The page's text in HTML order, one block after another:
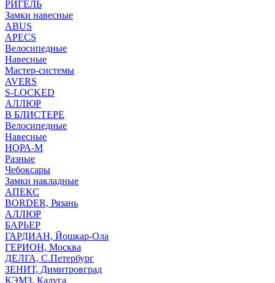
РИГЕЛЬ
Замки навесные
ABUS
APECS
Велосипедные
Навесные
Мастер-системы
AVERS
S-LOCKED
АЛЛЮР
В БЛИСТЕРЕ
Велосипедные
Навесные
НОРА-М
Разные
Чебоксары
Замки накладные
АПЕКС
BORDER, Рязань
АЛЛЮР
БАРЬЕР
ГАРДИАН, Йошкар-Ола
ГЕРИОН, Москва
ДЕЛГА, С.Петербург
ЗЕНИТ, Димитровград
КЭМЗ, Калуга